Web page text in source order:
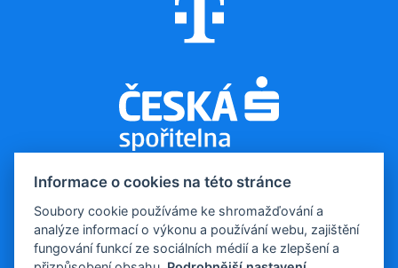
© 2026, Evropa v datech
Kontakt pro média:tomas.odstrcil@dfmg.cz
Informace o cookies na této stránce
Soubory cookie používáme ke shromažďování a
analýze informací o výkonu a používání webu, zajištění
fungování funkcí ze sociálních médií a ke zlepšení a